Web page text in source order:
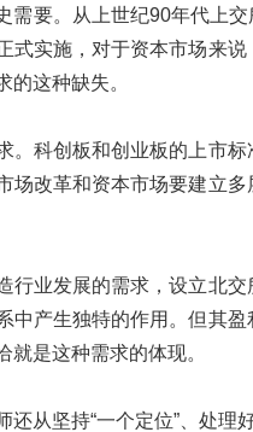
需要。从上世纪90年代上
式实施，对于资本市场来
的这种缺失。
。科创板和创业板的上市
场改革和资本市场要建立
行业发展的需求，设立北
中产生独特的作用。但其
是这种需求的体现。
从坚持“一个定位”、处理